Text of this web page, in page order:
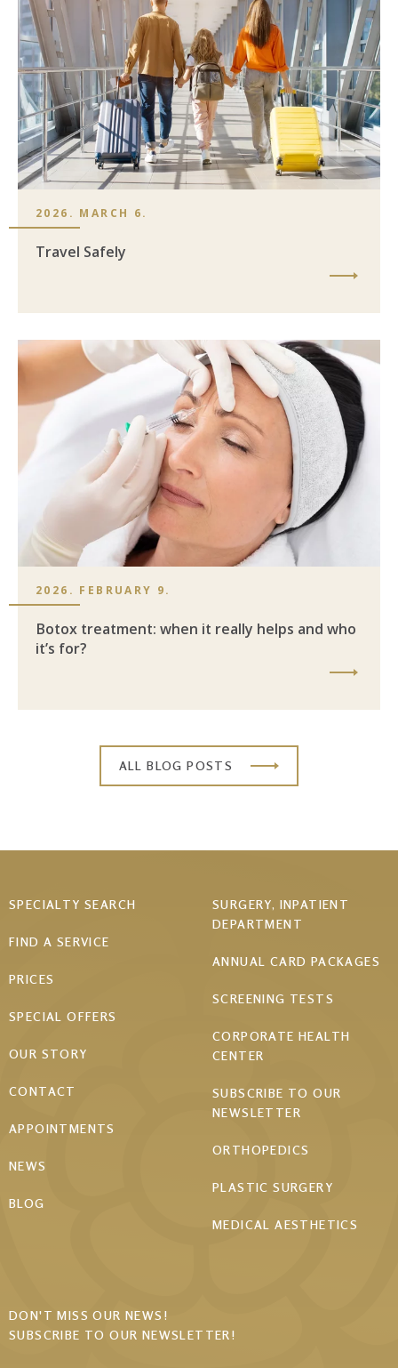
2026. MARCH 6.
Travel Safely
Image
2026. FEBRUARY 9.
Botox treatment: when it really helps and who
it’s for?
ALL BLOG POSTS
Footer
SPECIALTY SEARCH
FIND A SERVICE
PRICES
SPECIAL OFFERS
OUR STORY
CONTACT
APPOINTMENTS
NEWS
BLOG
SURGERY, INPATIENT
DEPARTMENT
ANNUAL CARD PACKAGES
SCREENING TESTS
CORPORATE HEALTH
CENTER
SUBSCRIBE TO OUR
NEWSLETTER
ORTHOPEDICS
PLASTIC SURGERY
MEDICAL AESTHETICS
DON'T MISS OUR NEWS!
SUBSCRIBE TO OUR NEWSLETTER!